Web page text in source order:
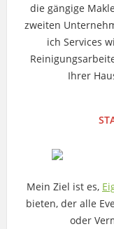
die gängige
zweiten
ich Services
Ihrer
Mein Ziel ist es,
bieten, der alle
oder